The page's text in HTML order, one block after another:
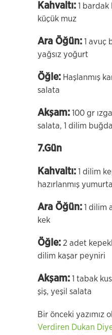
Kahvaltı: 1 bardak
küçük muz
Ara Öğün: 1 avuç
yağsız yoğurt
Öğle: Haşlanmış
salata
Akşam: 100 gr
salata, 1 dilim
7.Gün
Kahvaltı: 1 dilim
hazırlanmış
Ara Öğün: 1 dilim
kek
Öğle: 2 adet
dilim kaşar peyniri
Akşam: 1 tabak
şiş, yeşil salata
Bir önceki yazımız
Verdiren Dukan